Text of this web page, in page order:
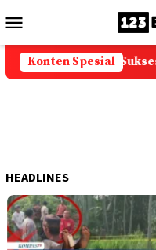
ke
kontenMobile
Konten Spesial
Akik: Kisah Sukses
HEADLINES